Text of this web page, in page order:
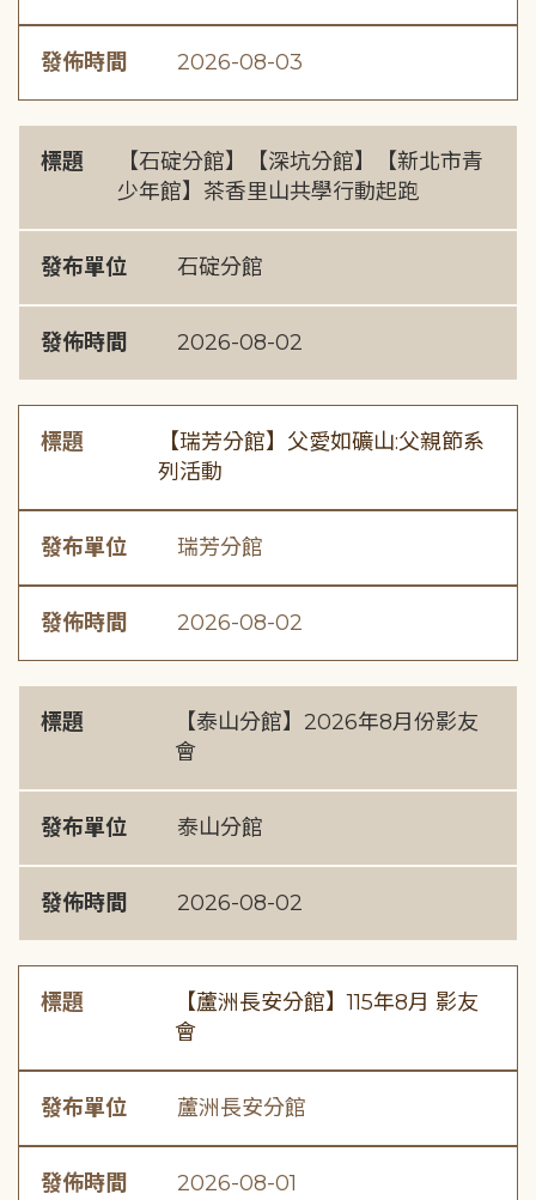
發佈時間 2026-08-03
標題
【石碇分館】【深坑分館】【新北市青
少年館】茶香里山共學行動起跑
發布單位 石碇分館
發佈時間 2026-08-02
標題
【瑞芳分館】父愛如礦山:父親節系
列活動
發布單位 瑞芳分館
發佈時間 2026-08-02
標題
【泰山分館】2026年8月份影友
會
發布單位 泰山分館
發佈時間 2026-08-02
標題
【蘆洲長安分館】115年8月 影友
會
發布單位 蘆洲長安分館
發佈時間 2026-08-01